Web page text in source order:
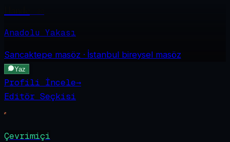
Anadolu Yakası
Sancaktepe masöz · İstanbul bireysel masöz
Yaz
Profili İncele→
Editör Seçkisi
Çevrimiçi